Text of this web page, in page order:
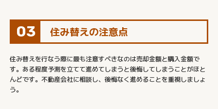
03 住み替えの注意点
住み替えを行なう際に最も注意すべきなのは売却金額と購入金額で
す。ある程度予測を立てて進めてしまうと後悔してしまうことがほと
んどです。不動産会社に相談し、後悔なく進めることを重視しましょ
う。